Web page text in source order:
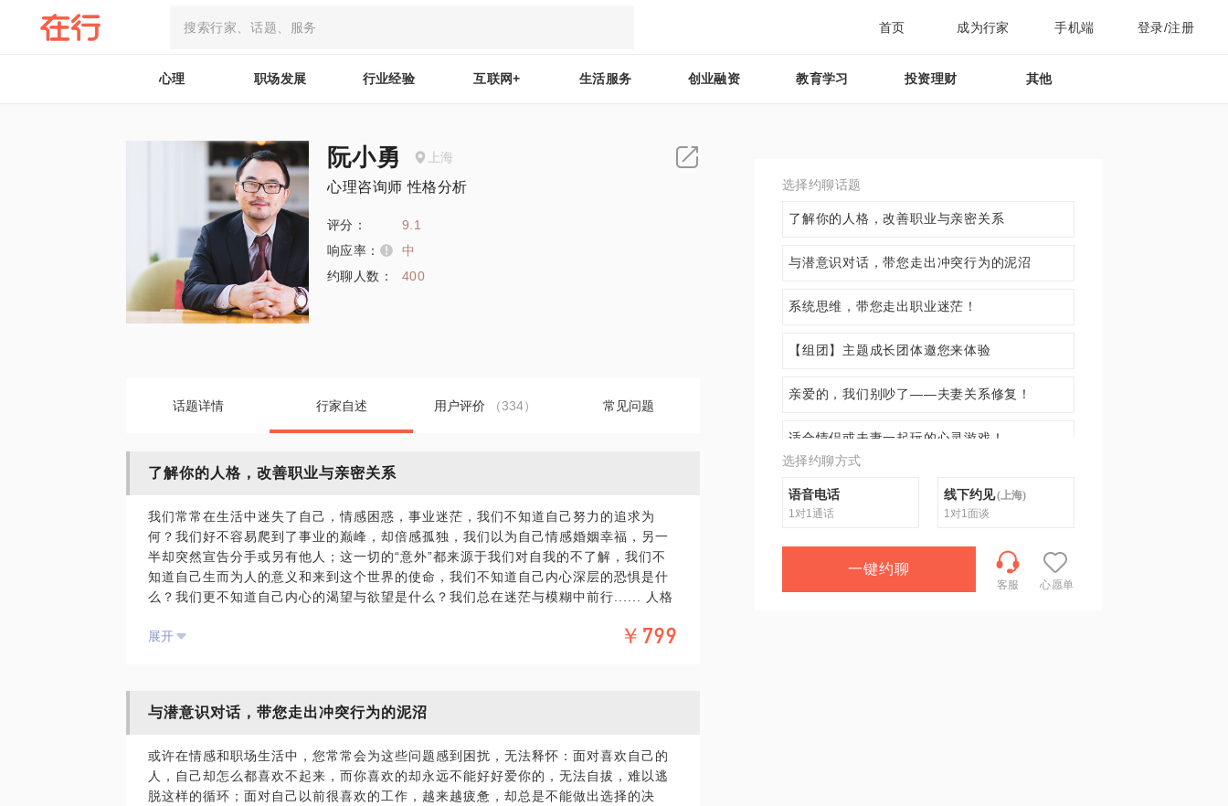
首页 成为行家 手机端 登录/注册
心理 职场发展 行业经验 互联网+ 生活服务 创业融资 教育学习 投资理财 其他
阮小勇 上海
心理咨询师 性格分析
评分：
9.1
响应率：
中
约聊人数：
400
话题详情 行家自述 用户评价 （334） 常见问题
了解你的人格，改善职业与亲密关系
我们常常在生活中迷失了自己，情感困惑，事业迷茫，我们不知道自己努力的追求为
何？我们好不容易爬到了事业的巅峰，却倍感孤独，我们以为自己情感婚姻幸福，另一
半却突然宣告分手或另有他人；这一切的“意外”都来源于我们对自我的不了解，我们不
知道自己生而为人的意义和来到这个世界的使命，我们不知道自己内心深层的恐惧是什
么？我们更不知道自己内心的渴望与欲望是什么？我们总在迷茫与模糊中前行...... 人格
你自己的人格倾向； 你的职业性格优劣势分析，探寻你的职业发展方向； 了解你的核心
PS.在选择与我见面前，请把你的问题更具体化。毕竟一小时的谈话只能解决一个小问
面。
人格访谈助你找到自己的人格特质，摆脱生活与职业中的困境。
展开 ￥799
与潜意识对话，带您走出冲突行为的泥沼
或许在情感和职场生活中，您常常会为这些问题感到困扰，无法释怀：面对喜欢自己的
人，自己却怎么都喜欢不起来，而你喜欢的却永远不能好好爱你的，无法自拔，难以逃
脱这样的循环；面对自己以前很喜欢的工作，越来越疲惫，却总是不能做出选择的决
选择约聊话题
了解你的人格，改善职业与亲密关系
与潜意识对话，带您走出冲突行为的泥沼
系统思维，带您走出职业迷茫！
【组团】主题成长团体邀您来体验
亲爱的，我们别吵了——夫妻关系修复！
适合情侣或夫妻一起玩的心灵游戏！
选择约聊方式
语音电话
1对1通话
线下约见(上海)
1对1面谈
一键约聊
客服 心愿单